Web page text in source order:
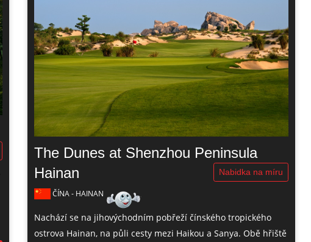
The Dunes at Shenzhou Peninsula
Hainan
Nabidka na míru
ČÍNA - HAINAN
Nachází se na jihovýchodním pobřeží čínského tropického
ostrova Hainan, na půli cesty mezi Haikou a Sanya. Obě hřiště